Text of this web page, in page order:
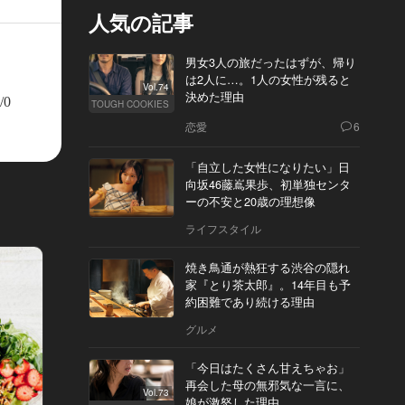
0
人気の記事
Vol.74
TOUGH COOKIES
男女3人の旅だったはずが、帰り
は2人に…。1人の女性が残ると
決めた理由
恋愛 6
「自立した女性になりたい」日
向坂46藤嶌果歩、初単独センタ
ーの不安と20歳の理想像
ライフスタイル
焼き鳥通が熱狂する渋谷の隠れ
家『とり茶太郎』。14年目も予
約困難であり続ける理由
グルメ
Vol.73
「今日はたくさん甘えちゃお」
再会した母の無邪気な一言に、